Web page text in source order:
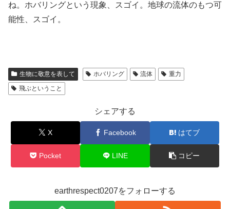
ね。ホバリングという現象、スゴイ。地球の流体のもつ可
能性、スゴイ。
生物に敬意を表して ホバリング 流体
重力
飛ぶということ
シェアする
X Facebook はてブ
Pocket LINE コピー
earthrespect0207をフォローする